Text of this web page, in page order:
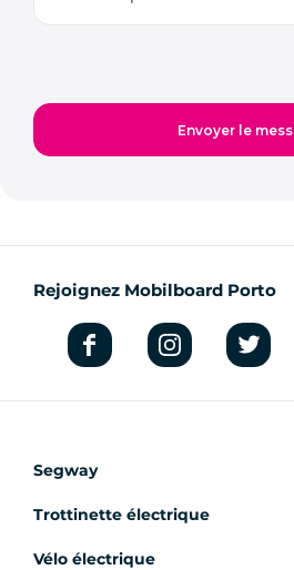
Rejoignez Mobilboard Porto
Segway
Trottinette électrique
Vélo électrique